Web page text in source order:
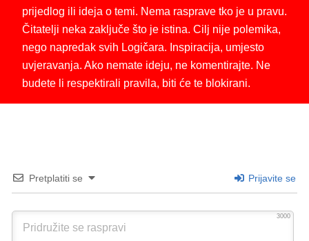
prijedlog ili ideja o temi. Nema rasprave tko je u pravu.
Čitatelji neka zaključe što je istina. Cilj nije polemika,
nego napredak svih Logičara. Inspiracija, umjesto
uvjeravanja. Ako nemate ideju, ne komentirajte. Ne
budete li respektirali pravila, biti će te blokirani.
Pretplatiti se Prijavite se
3000